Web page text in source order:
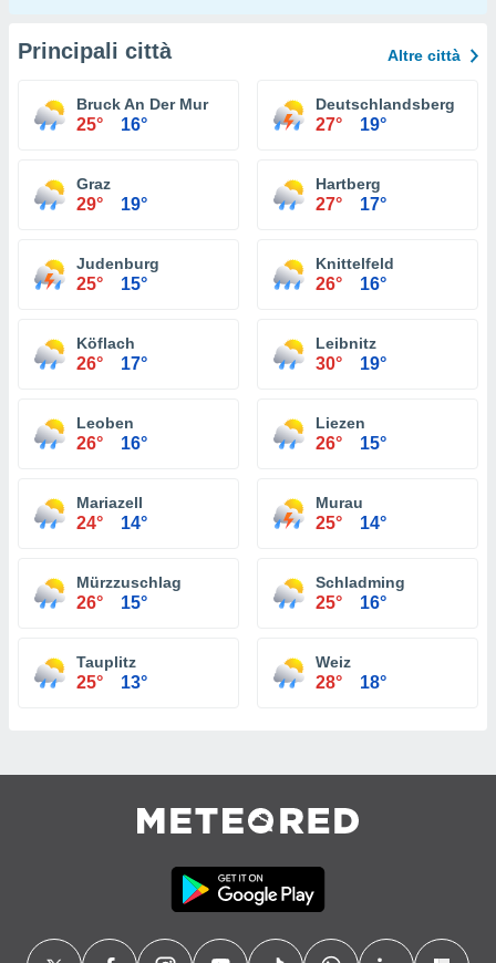
Principali città Altre città
Bruck An Der Mur
25° 16°
Deutschlandsberg
27° 19°
Graz
29° 19°
Hartberg
27° 17°
Judenburg
25° 15°
Knittelfeld
26° 16°
Köflach
26° 17°
Leibnitz
30° 19°
Leoben
26° 16°
Liezen
26° 15°
Mariazell
24° 14°
Murau
25° 14°
Mürzzuschlag
26° 15°
Schladming
25° 16°
Tauplitz
25° 13°
Weiz
28° 18°